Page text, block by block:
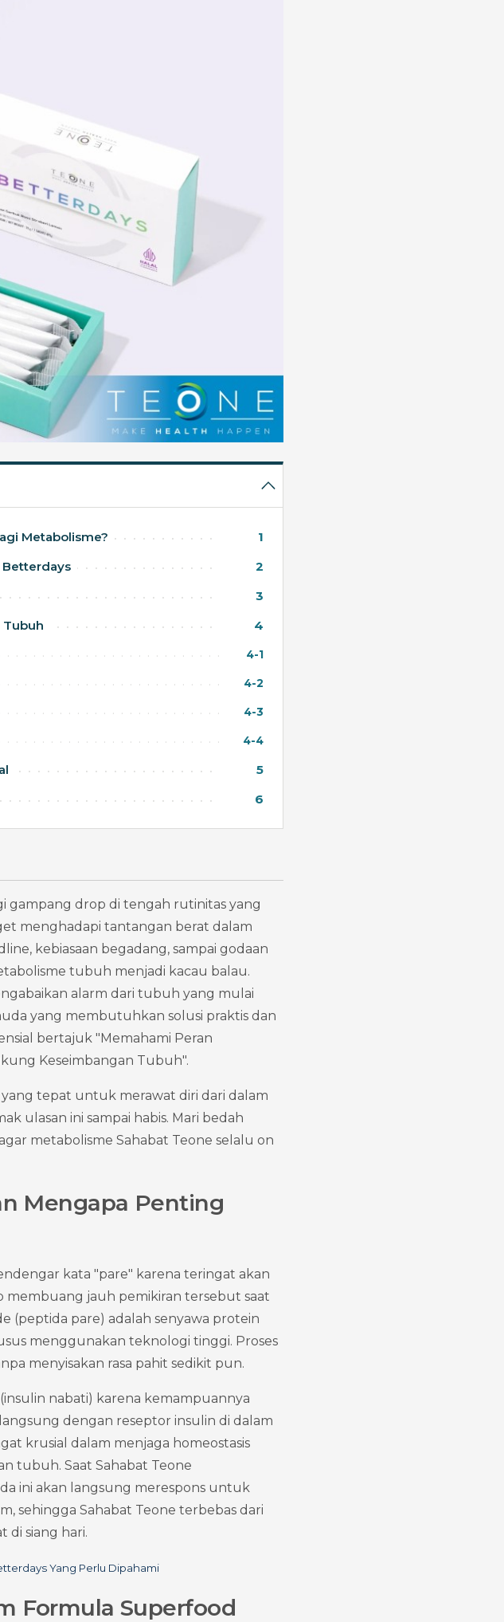
Metabolisme?
1
Betterdays
2
3
Tubuh
4
4-1
4-2
4-3
4-4
5
6
gampang drop di tengah rutinitas yang
menghadapi tantangan berat dalam
kebiasaan begadang, sampai godaan
tubuh menjadi kacau balau.
alarm dari tubuh yang mulai
yang membutuhkan solusi praktis dan
bertajuk "Memahami Peran
Keseimbangan Tubuh".
tepat untuk merawat diri dari dalam
ulasan ini sampai habis. Mari bedah
metabolisme Sahabat Teone selalu on
Mengapa Penting
kata "pare" karena teringat akan
membuang jauh pemikiran tersebut saat
(peptida pare) adalah senyawa protein
menggunakan teknologi tinggi. Proses
menyisakan rasa pahit sedikit pun.
nabati) karena kemampuannya
dengan reseptor insulin di dalam
krusial dalam menjaga homeostasis
tubuh. Saat Sahabat Teone
ini akan langsung merespons untuk
sehingga Sahabat Teone terbebas dari
di siang hari.
Yang Perlu Dipahami
Formula Superfood